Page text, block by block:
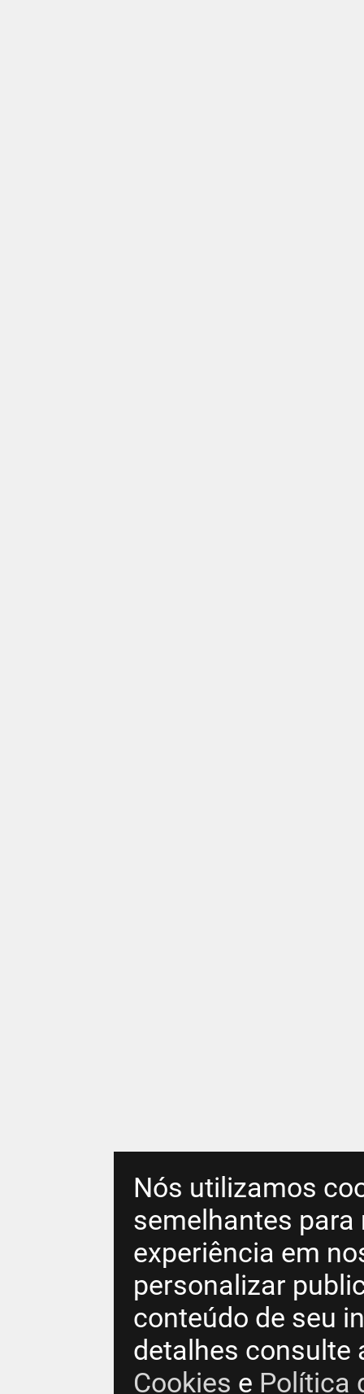
Nós utilizamos
semelhantes para
experiência em
personalizar
conteúdo de seu
detalhes consulte
Cookies e Política